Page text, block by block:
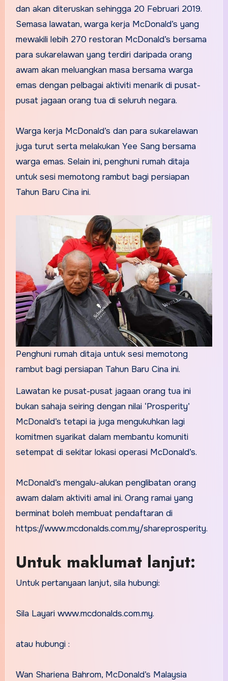
dan akan diteruskan sehingga 20 Februari 2019.
Semasa lawatan, warga kerja McDonald’s yang
mewakili lebih 270 restoran McDonald’s bersama
para sukarelawan yang terdiri daripada orang
awam akan meluangkan masa bersama warga
emas dengan pelbagai aktiviti menarik di pusat-
pusat jagaan orang tua di seluruh negara.
Warga kerja McDonald’s dan para sukarelawan
juga turut serta melakukan Yee Sang bersama
warga emas. Selain ini, penghuni rumah ditaja
untuk sesi memotong rambut bagi persiapan
Tahun Baru Cina ini.
Penghuni rumah ditaja untuk sesi memotong
rambut bagi persiapan Tahun Baru Cina ini.
Lawatan ke pusat-pusat jagaan orang tua ini
bukan sahaja seiring dengan nilai ‘Prosperity’
McDonald’s tetapi ia juga mengukuhkan lagi
komitmen syarikat dalam membantu komuniti
setempat di sekitar lokasi operasi McDonald’s.
McDonald’s mengalu-alukan penglibatan orang
awam dalam aktiviti amal ini. Orang ramai yang
berminat boleh membuat pendaftaran di
https://www.mcdonalds.com.my/shareprosperity.
Untuk maklumat lanjut:
Untuk pertanyaan lanjut, sila hubungi:
Sila Layari www.mcdonalds.com.my.
atau hubungi :
Wan Shariena Bahrom, McDonald’s Malaysia